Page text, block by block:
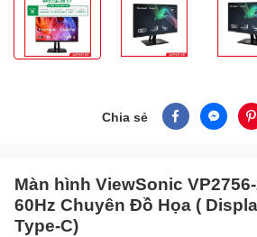
Chia sẻ
Màn hình ViewSonic
60Hz Chuyên Đồ Họa (
Type-C)